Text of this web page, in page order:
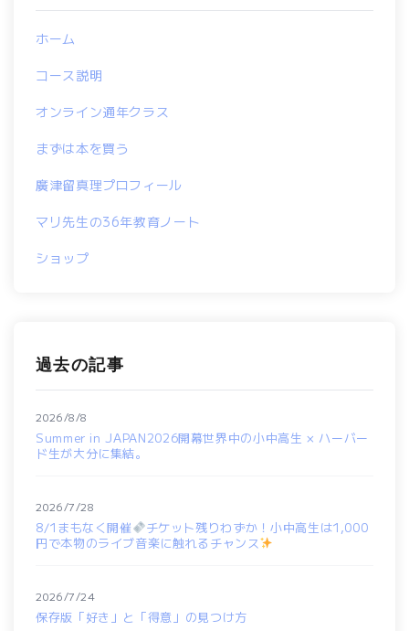
ホーム
コース説明
オンライン通年クラス
まずは本を買う
廣津留真理プロフィール
マリ先生の36年教育ノート
ショップ
過去の記事
Summer in JAPAN2026開幕世界中の小中高生 × ハーバー
ド生が大分に集結。
2026/8/8
8/1まもなく開催
チケット残りわずか！小中高生は1,000
円で本物のライブ音楽に触れるチャンス
2026/7/28
保存版「好き」と「得意」の見つけ方
2026/7/24